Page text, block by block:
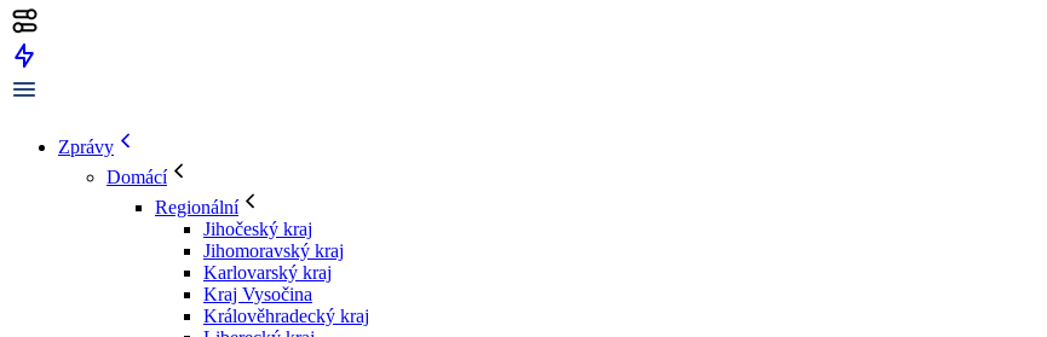
Zprávy
Domácí
Regionální
Jihočeský kraj
Jihomoravský kraj
Karlovarský kraj
Kraj Vysočina
Králověhradecký kraj